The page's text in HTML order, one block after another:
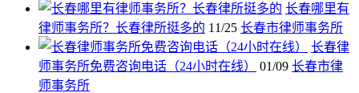
长春哪里有
律师事务所？长春律所挺多的 11/25 长春市律师事务所
长春律
师事务所免费咨询电话（24小时在线）
01/09 长春市律
师事务所